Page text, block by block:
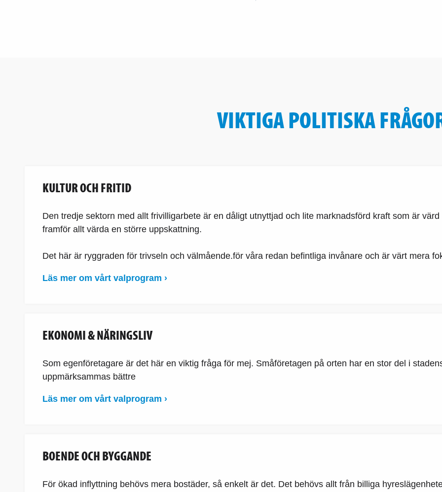
VIKTIGA POLITISKA
KULTUR OCH FRITID
Den tredje sektorn med allt frivilligarbete är en dåligt utnyttjad och lite marknadsförd kraft som är
framför allt värda en större uppskattning.
Det här är ryggraden för trivseln och välmående.för våra redan befintliga invånare och är värt mera
Läs mer om vårt valprogram ›
EKONOMI & NÄRINGSLIV
Som egenföretagare är det här en viktig fråga för mej. Småföretagen på orten har en stor del i
uppmärksammas bättre
Läs mer om vårt valprogram ›
BOENDE OCH BYGGANDE
För ökad inflyttning behövs mera bostäder, så enkelt är det. Det behövs allt från billiga